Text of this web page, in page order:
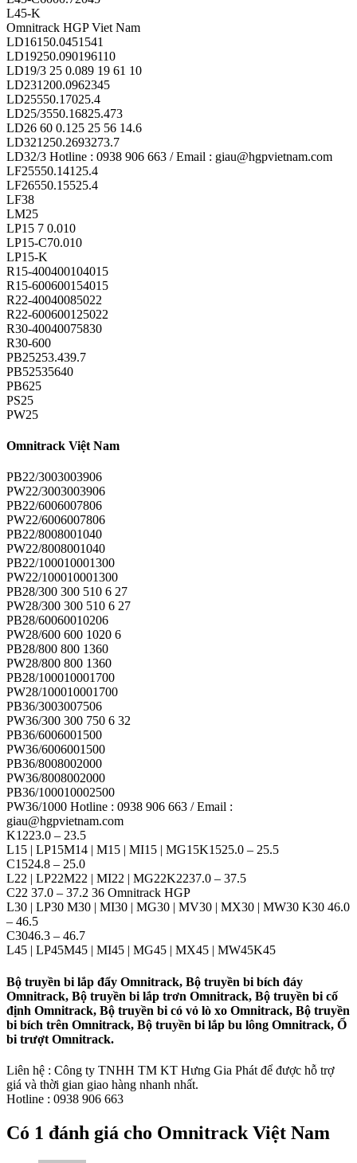
L45-K
Omnitrack HGP Viet Nam
LD16150.0451541
LD19250.090196110
LD19/3 25 0.089 19 61 10
LD231200.0962345
LD25550.17025.4
LD25/3550.16825.473
LD26 60 0.125 25 56 14.6
LD321250.2693273.7
LD32/3 Hotline : 0938 906 663 / Email : giau@hgpvietnam.com
LF25550.14125.4
LF26550.15525.4
LF38
LM25
LP15 7 0.010
LP15-C70.010
LP15-K
R15-400400104015
R15-600600154015
R22-40040085022
R22-600600125022
R30-40040075830
R30-600
PB25253.439.7
PB52535640
PB625
PS25
PW25
Omnitrack Việt Nam
PB22/3003003906
PW22/3003003906
PB22/6006007806
PW22/6006007806
PB22/8008001040
PW22/8008001040
PB22/100010001300
PW22/100010001300
PB28/300 300 510 6 27
PW28/300 300 510 6 27
PB28/60060010206
PW28/600 600 1020 6
PB28/800 800 1360
PW28/800 800 1360
PB28/100010001700
PW28/100010001700
PB36/3003007506
PW36/300 300 750 6 32
PB36/6006001500
PW36/6006001500
PB36/8008002000
PW36/8008002000
PB36/100010002500
PW36/1000 Hotline : 0938 906 663 / Email :
giau@hgpvietnam.com
K1223.0 – 23.5
L15 | LP15M14 | M15 | MI15 | MG15K1525.0 – 25.5
C1524.8 – 25.0
L22 | LP22M22 | MI22 | MG22K2237.0 – 37.5
C22 37.0 – 37.2 36 Omnitrack HGP
L30 | LP30 M30 | MI30 | MG30 | MV30 | MX30 | MW30 K30 46.0
– 46.5
C3046.3 – 46.7
L45 | LP45M45 | MI45 | MG45 | MX45 | MW45K45
Bộ truyền bi lắp đẩy Omnitrack, Bộ truyền bi bích đáy
Omnitrack, Bộ truyền bi lắp trơn Omnitrack, Bộ truyền bi cố
định Omnitrack, Bộ truyền bi có vỏ lò xo Omnitrack, Bộ truyền
bi bích trên Omnitrack, Bộ truyền bi lắp bu lông Omnitrack, Ổ
bi trượt Omnitrack.
Liên hệ : Công ty TNHH TM KT Hưng Gia Phát để được hỗ trợ
giá và thời gian giao hàng nhanh nhất.
Hotline : 0938 906 663
Có 1 đánh giá cho Omnitrack Việt Nam